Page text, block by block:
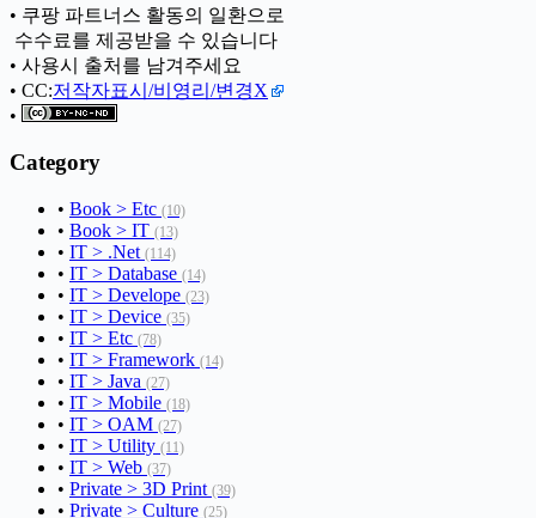
• 쿠팡 파트너스 활동의 일환으로
ㅤ 수수료를 제공받을 수 있습니다
• 사용시 출처를 남겨주세요
• CC:저작자표시/비영리/변경X
•
Category
• Book > Etc (10)
• Book > IT (13)
• IT > .Net (114)
• IT > Database (14)
• IT > Develope (23)
• IT > Device (35)
• IT > Etc (78)
• IT > Framework (14)
• IT > Java (27)
• IT > Mobile (18)
• IT > OAM (27)
• IT > Utility (11)
• IT > Web (37)
• Private > 3D Print (39)
• Private > Culture (25)